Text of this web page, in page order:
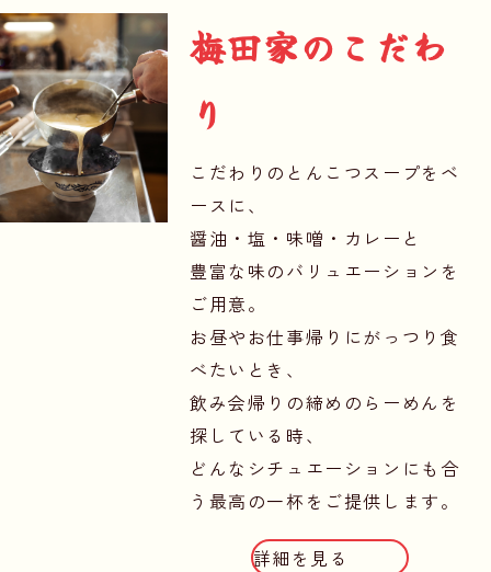
梅田家のこだわ
り
こだわりのとんこつスープをベ
ースに、
醤油・塩・味噌・カレーと
豊富な味のバリュエーションを
ご用意。
お昼やお仕事帰りにがっつり食
べたいとき、
飲み会帰りの締めのらーめんを
探している時、
どんなシチュエーションにも合
う最高の一杯をご提供します。
詳細を見る